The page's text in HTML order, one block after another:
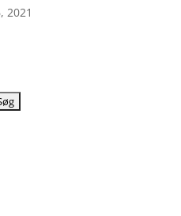
2021